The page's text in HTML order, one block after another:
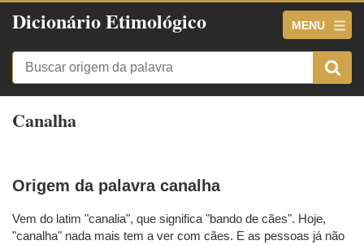
Dicionário Etimológico MENU
Canalha
Origem da palavra canalha
Vem do latim "canalia", que significa "bando de cães". Hoje,
"canalha" nada mais tem a ver com cães. E as pessoas já não